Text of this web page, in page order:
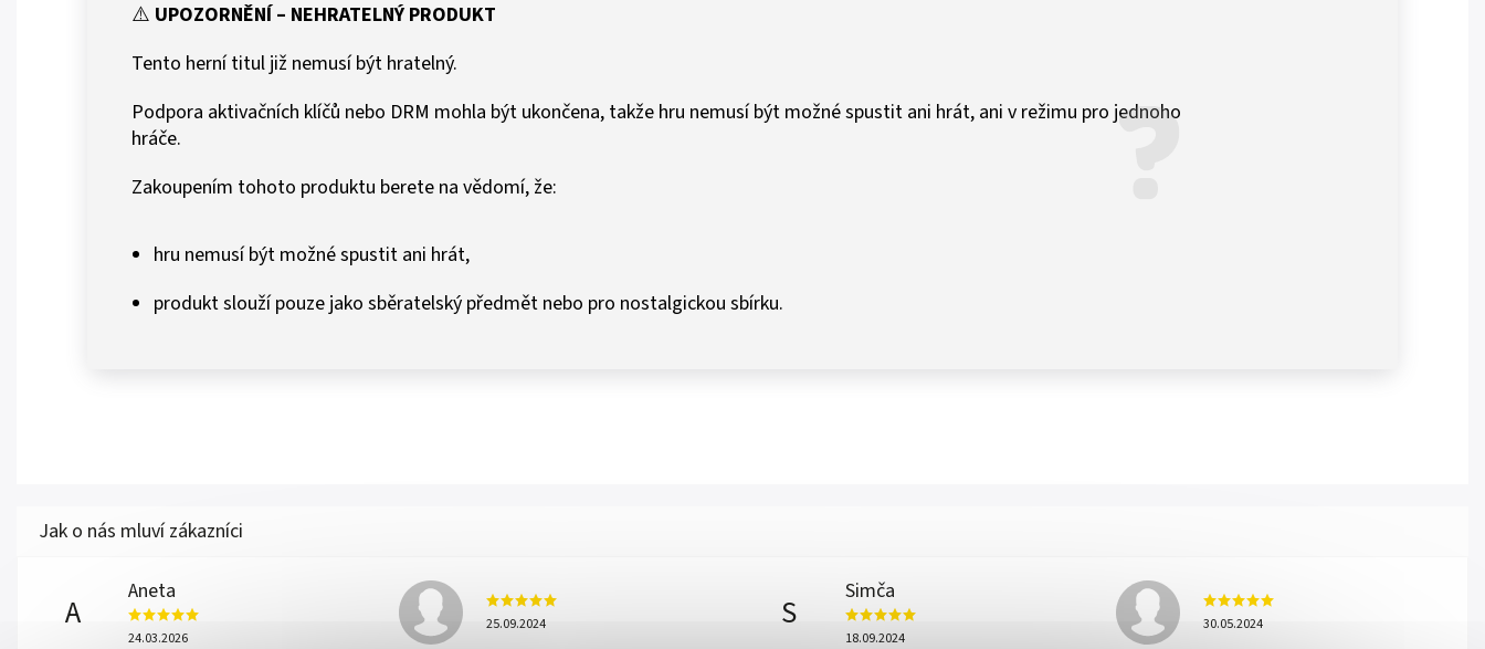
⚠️ UPOZORNĚNÍ – NEHRATELNÝ PRODUKT
Tento herní titul již nemusí být hratelný.
Podpora aktivačních klíčů nebo DRM mohla být ukončena, takže hru nemusí být možné spustit ani hrát, ani v režimu pro jednoho
hráče.
Zakoupením tohoto produktu berete na vědomí, že:
hru nemusí být možné spustit ani hrát,
produkt slouží pouze jako sběratelský předmět nebo pro nostalgickou sbírku.
A
Aneta
24.03.2026
25.09.2024 S
Simča
18.09.2024
30.05.2024